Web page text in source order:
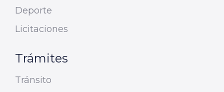
Deporte
Licitaciones
Trámites
Tránsito